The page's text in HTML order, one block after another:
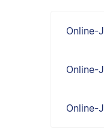
Online-
Online-
Online-